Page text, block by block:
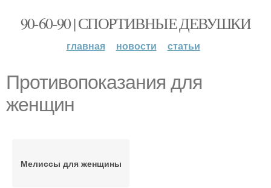
90-60-90 | СПОРТИВНЫЕ ДЕВУШКИ
главная новости статьи
Противопоказания для
женщин
Мелиссы для женщины